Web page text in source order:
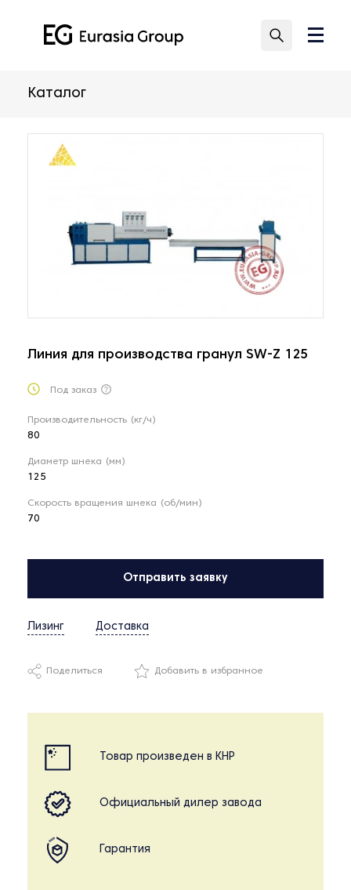
Каталог
Линия для производства гранул SW-Z 125
Под заказ
Производительность (кг/ч)
80
Диаметр шнека (мм)
125
Скорость вращения шнека (об/мин)
70
Отправить заявку
Лизинг Доставка
Поделиться Добавить в избранное
Товар произведен в КНР
Официальный дилер завода
Гарантия